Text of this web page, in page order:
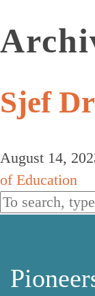
Sjef
August 14,
of Education